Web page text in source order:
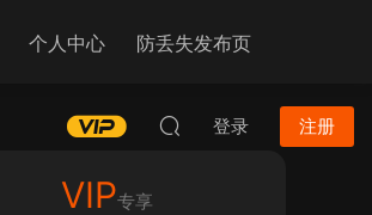
个人中心 防丢失发布页
登录 注册
VIP专享